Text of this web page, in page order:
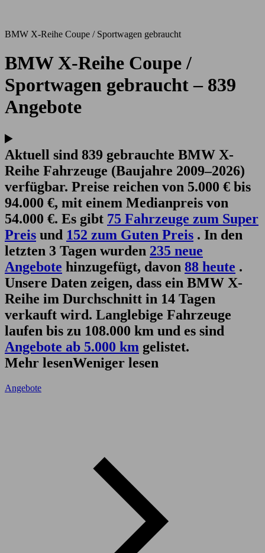
BMW X-Reihe Coupe / Sportwagen gebraucht
BMW X-Reihe Coupe /
Sportwagen gebraucht – 839
Angebote
Aktuell sind 839 gebrauchte BMW X-
Reihe Fahrzeuge (Baujahre 2009–2026)
verfügbar. Preise reichen von 5.000 € bis
94.000 €, mit einem Medianpreis von
54.000 €. Es gibt 75 Fahrzeuge zum Super
Preis und 152 zum Guten Preis . In den
letzten 3 Tagen wurden 235 neue
Angebote hinzugefügt, davon 88 heute .
Unsere Daten zeigen, dass ein BMW X-
Reihe im Durchschnitt in 14 Tagen
verkauft wird. Langlebige Fahrzeuge
laufen bis zu 108.000 km und es sind
Angebote ab 5.000 km gelistet.
Mehr lesenWeniger lesen
Angebote